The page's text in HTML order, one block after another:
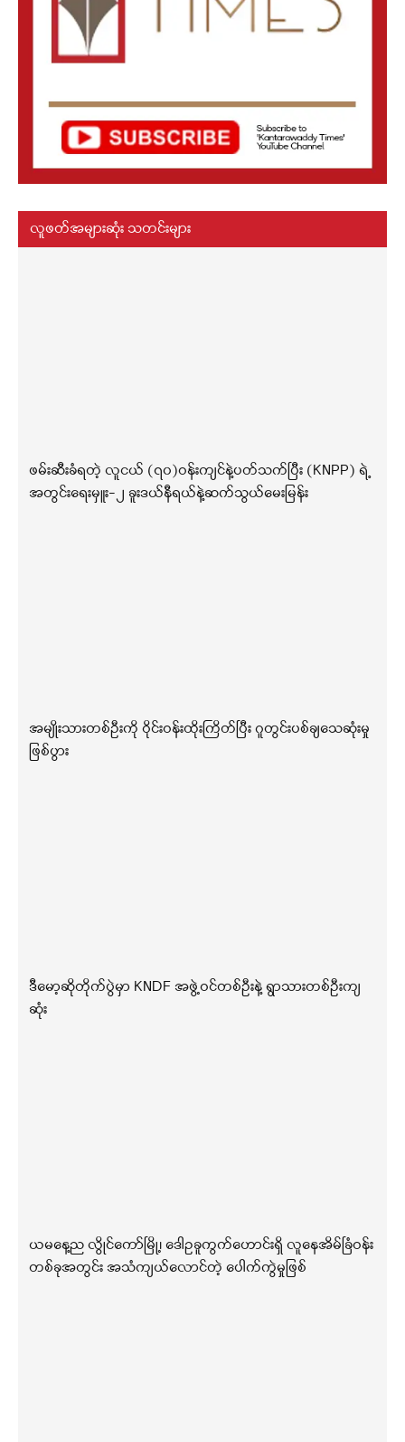
လူဖတ်အများဆုံး သတင်းများ
ဖမ်းဆီးခံရတဲ့ လူငယ် (၇၀)ဝန်းကျင်နဲ့ပတ်သက်ပြီး (KNPP) ရဲ့
အတွင်းရေးမှူး-၂ ခူးဒယ်နီရယ်နဲ့ဆက်သွယ်မေးမြန်း
အမျိုးသားတစ်ဦးကို ဝိုင်းဝန်းထိုးကြိတ်ပြီး ဂူတွင်းပစ်ချသေဆုံးမှု
ဖြစ်ပွား
ဒီမော့ဆိုတိုက်ပွဲမှာ KNDF အဖွဲ့ဝင်တစ်ဦးနဲ့ ရွာသားတစ်ဦးကျ
ဆုံး
ယမနေ့ည လွိုင်ကော်မြို့၊ ဒေါဥခူကွက်ဟောင်းရှိ လူနေအိမ်ခြံဝန်း
တစ်ခုအတွင်း အသံကျယ်လောင်တဲ့ ပေါက်ကွဲမှုဖြစ်